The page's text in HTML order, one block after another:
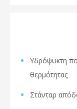
Υδρόψυκτη
θερμότητας
Στάνταρ